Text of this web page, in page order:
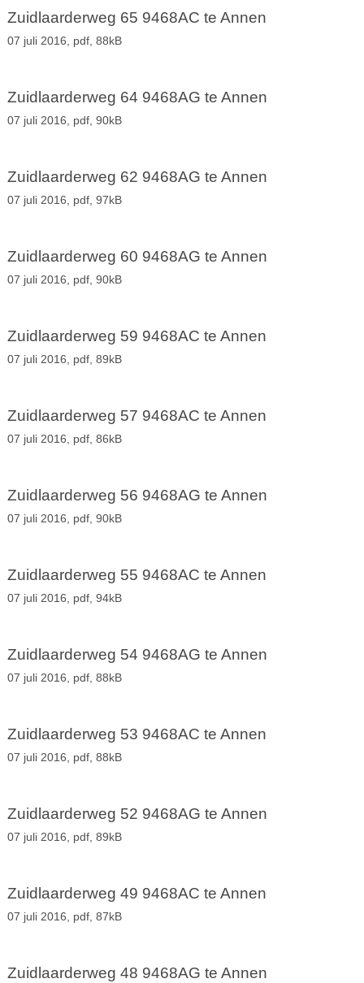
Zuidlaarderweg 65 9468AC te Annen
07 juli 2016, pdf, 88kB
Zuidlaarderweg 64 9468AG te Annen
07 juli 2016, pdf, 90kB
Zuidlaarderweg 62 9468AG te Annen
07 juli 2016, pdf, 97kB
Zuidlaarderweg 60 9468AG te Annen
07 juli 2016, pdf, 90kB
Zuidlaarderweg 59 9468AC te Annen
07 juli 2016, pdf, 89kB
Zuidlaarderweg 57 9468AC te Annen
07 juli 2016, pdf, 86kB
Zuidlaarderweg 56 9468AG te Annen
07 juli 2016, pdf, 90kB
Zuidlaarderweg 55 9468AC te Annen
07 juli 2016, pdf, 94kB
Zuidlaarderweg 54 9468AG te Annen
07 juli 2016, pdf, 88kB
Zuidlaarderweg 53 9468AC te Annen
07 juli 2016, pdf, 88kB
Zuidlaarderweg 52 9468AG te Annen
07 juli 2016, pdf, 89kB
Zuidlaarderweg 49 9468AC te Annen
07 juli 2016, pdf, 87kB
Zuidlaarderweg 48 9468AG te Annen